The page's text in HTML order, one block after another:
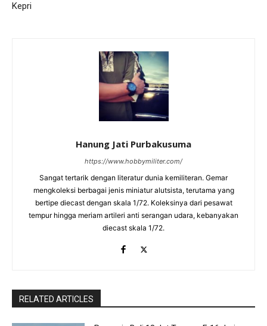
Kepri
Hanung Jati Purbakusuma
https://www.hobbymiliter.com/
Sangat tertarik dengan literatur dunia kemiliteran. Gemar
mengkoleksi berbagai jenis miniatur alutsista, terutama yang
bertipe diecast dengan skala 1/72. Koleksinya dari pesawat
tempur hingga meriam artileri anti serangan udara, kebanyakan
diecast skala 1/72.
RELATED ARTICLES